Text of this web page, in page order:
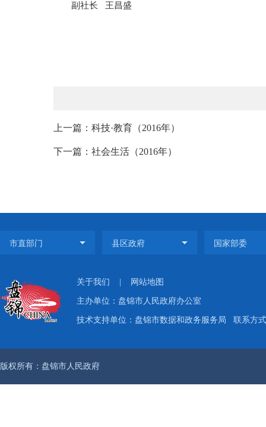
副社长 王昌盛
上一篇：科技·教育（2016年）
下一篇：社会生活（2016年）
关于我们 网站地图
主办单位：盘锦市人民政府办公室
技术支持单位：盘锦市数据和政务服务局 联系方
版权所有：盘锦市人民政府